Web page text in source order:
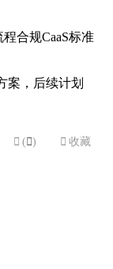
合规CaaS标准
案，后续计划
 ( )  收藏